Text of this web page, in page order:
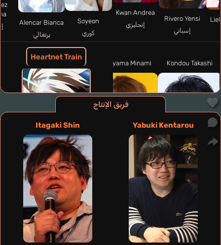
فريق الإنتاج
Yabuki Kentarou
Itagaki Shin
Rivero Yensi
إسباني
Kwan Andrea
إنجليزي
Soyeon
كوري
Alencar Bianca
برتغالي
Heartnet Train
Kondou Takashi
Takayama Minami